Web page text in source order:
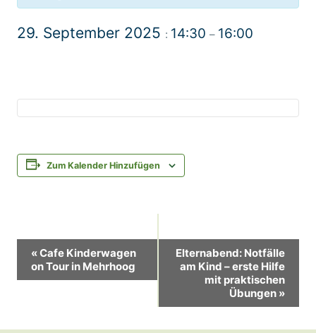
29. September 2025 : 14:30 – 16:00
Zum Kalender Hinzufügen
Veranstaltung-
Navigation
«Cafe Kinderwagen
on Tour in Mehrhoog
Elternabend: Notfälle
am Kind – erste Hilfe
mit praktischen
Übungen »